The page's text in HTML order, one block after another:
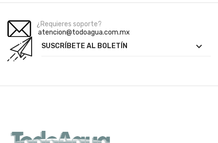
¿Requieres soporte?
atencion@todoagua.com.mx
SUSCRÍBETE AL BOLETÍN
